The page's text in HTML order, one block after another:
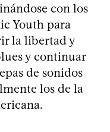
con los
Youth para
la libertad y
y continuar
de sonidos
los de la